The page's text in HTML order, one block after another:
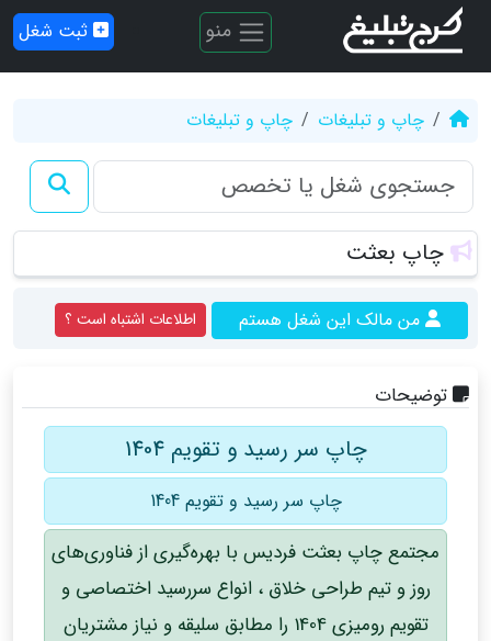
منو ثبت شغل
چاپ و تبلیغات چاپ و تبلیغات
چاپ بعثت
من مالک این شغل هستم اطلاعات اشتباه است ؟
توضیحات
چاپ سر رسید و تقویم 1404
چاپ سر رسید و تقویم 1404
مجتمع چاپ بعثت فردیس با بهره‌گیری از فناوری‌های
روز و تیم طراحی خلاق ، انواع سررسید اختصاصی و
تقویم رومیزی 1404 را مطابق سلیقه و نیاز مشتریان